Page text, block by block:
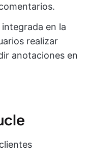
en la
realizar
anotaciones en